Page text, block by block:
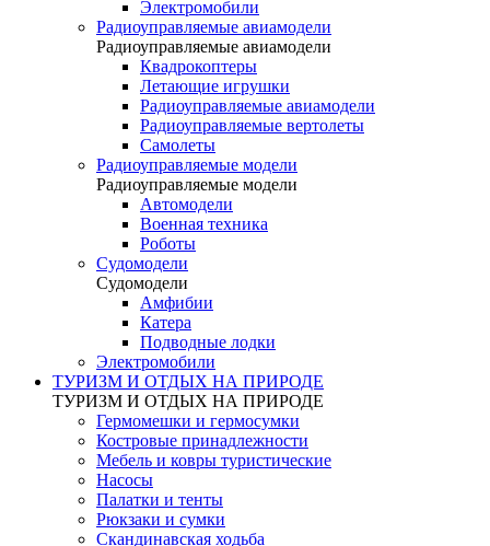
Электромобили
Радиоуправляемые авиамодели
Радиоуправляемые авиамодели
Квадрокоптеры
Летающие игрушки
Радиоуправляемые авиамодели
Радиоуправляемые вертолеты
Самолеты
Радиоуправляемые модели
Радиоуправляемые модели
Автомодели
Военная техника
Роботы
Судомодели
Судомодели
Амфибии
Катера
Подводные лодки
Электромобили
ТУРИЗМ И ОТДЫХ НА ПРИРОДЕ
ТУРИЗМ И ОТДЫХ НА ПРИРОДЕ
Гермомешки и гермосумки
Костровые принадлежности
Мебель и ковры туристические
Насосы
Палатки и тенты
Рюкзаки и сумки
Скандинавская ходьба